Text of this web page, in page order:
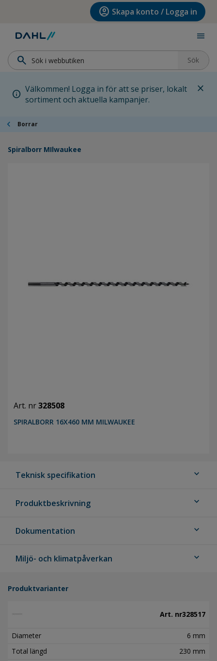
Hoppa till huvudinnehållet account_circle Skapa konto / Logga in
menu
search Sök
info Välkommen! Logga in för att se priser, lokalt
sortiment och aktuella kampanjer.
close
chevron_left Borrar
Spiralborr MIlwaukee
Art. nr328508
SPIRALBORR 16X460 MM MILWAUKEE
Teknisk specifikation expand_more
Produktbeskrivning expand_more
Dokumentation expand_more
Miljö- och klimatpåverkan expand_more
Produktvarianter
Art. nr328517
Diameter
6 mm
Total längd
230 mm